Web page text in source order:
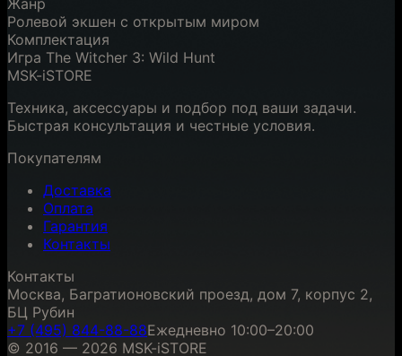
Жанр
Ролевой экшен с открытым миром
Комплектация
Игра The Witcher 3: Wild Hunt
MSK-iSTORE
Техника, аксессуары и подбор под ваши задачи.
Быстрая консультация и честные условия.
Покупателям
Доставка
Оплата
Гарантия
Контакты
Контакты
Москва, Багратионовский проезд, дом 7, корпус 2,
БЦ Рубин
+7 (495) 844-88-88Ежедневно 10:00–20:00
© 2016 — 2026 MSK-iSTORE